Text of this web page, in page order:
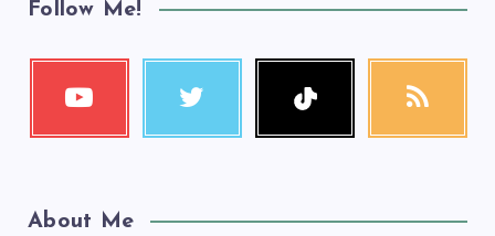
Follow Me!
About Me